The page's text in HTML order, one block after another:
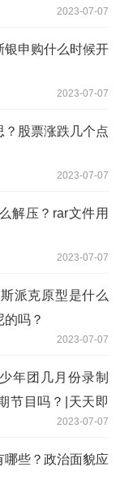
2023-07-07
银申购什么时候开
2023-07-07
？股票涨跌几个点
2023-07-07
解压？rar文件用
2023-07-07
派克原型是什么
吗？
2023-07-07
年团几月份录制
节目吗？|天天即
2023-07-07
哪些？政治面貌应